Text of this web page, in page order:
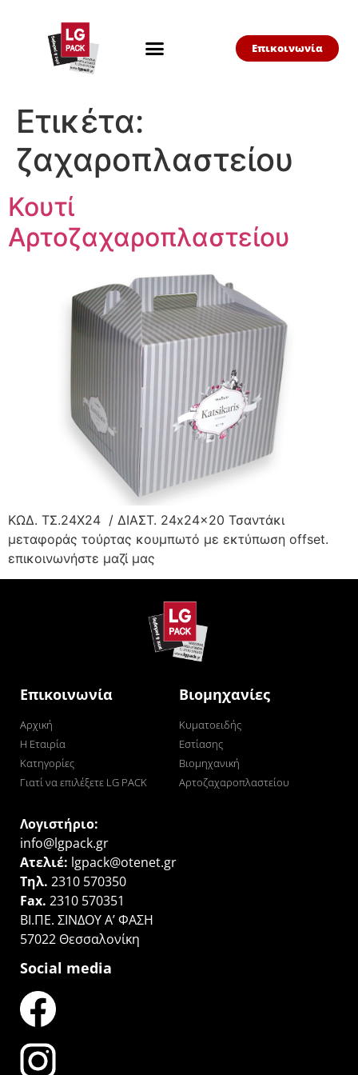
Επικοινωνία
Ετικέτα:
ζαχαροπλαστείου
Κουτί
Αρτοζαχαροπλαστείου
ΚΩΔ. ΤΣ.24Χ24 / ΔΙΑΣΤ. 24x24x20 Τσαντάκι
μεταφοράς τούρτας κουμπωτό με εκτύπωση offset.
επικοινωνήστε μαζί μας
Επικοινωνία
Αρχική
Η Εταιρία
Κατηγορίες
Γιατί να επιλέξετε LG PACK
Βιομηχανίες
Κυματοειδής
Εστίασης
Βιομηχανική
Αρτοζαχαροπλαστείου
Λογιστήριο:
info@lgpack.gr
Ατελιέ: lgpack@otenet.gr
Τηλ. 2310 570350
Fax. 2310 570351
ΒΙ.ΠΕ. ΣΙΝΔΟΥ Α’ ΦΑΣΗ
57022 Θεσσαλονίκη
Social media